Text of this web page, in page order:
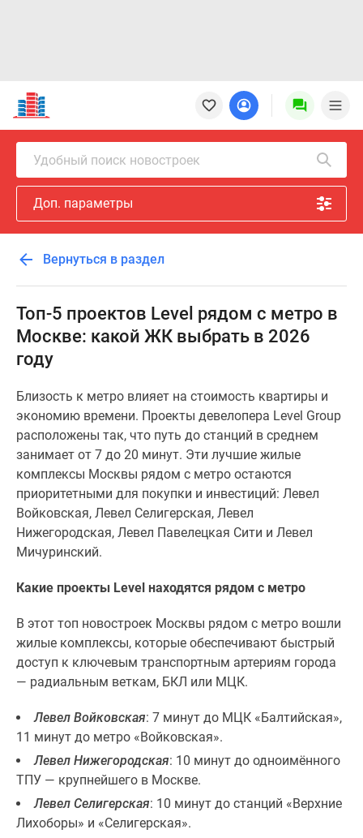
Новостройки
Квартиры
Ипотека
Новостройки
Москвы
Новостройки
Подмосковья
Новостройки
Москвы
Готовые
новостройки
Новостройки
карте
предложения
Коммерческие
помещения
Продавцы
застройщики
Панорамы
новостроек
Видеообзор
Экспертиза
новостроек
Подмосковья
Студии
комнатные
комнатные
комнатные
Удобный поиск новостроек
Доп. параметры
Вернуться в раздел
Топ-5 проектов Level рядом с метро в
Москве: какой ЖК выбрать в 2026
году
Близость к метро влияет на стоимость квартиры и
экономию времени. Проекты девелопера Level Group
расположены так, что путь до станций в среднем
занимает от 7 до 20 минут. Эти лучшие жилые
комплексы Москвы рядом с метро остаются
приоритетными для покупки и инвестиций: Левел
Войковская, Левел Селигерская, Левел
Нижегородская, Левел Павелецкая Сити и Левел
Мичуринский.
Какие проекты Level находятся рядом с метро
В этот топ новостроек Москвы рядом с метро вошли
жилые комплексы, которые обеспечивают быстрый
доступ к ключевым транспортным артериям города
— радиальным веткам, БКЛ или МЦК.
Левел Войковская: 7 минут до МЦК «Балтийская»,
11 минут до метро «Войковская».
Левел Нижегородская: 10 минут до одноимённого
ТПУ — крупнейшего в Москве.
Левел Селигерская: 10 минут до станций «Верхние
Лихоборы» и «Селигерская».